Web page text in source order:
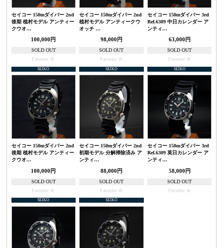
セイコー 150mダイバー 2nd
後期 植村モデル アンティー
クウオ…
100,000円
SOLD OUT
Favorite
セイコー 150mダイバー 2nd
植村モデル アンティークウ
オッチ …
98,000円
SOLD OUT
Favorite
セイコー 150mダイバー 3rd
Ref.6309 中日カレンダー ア
ンティ…
63,000円
SOLD OUT
Favorite
SEIKO
セイコー 150mダイバー 2nd
後期 植村モデル アンティー
クウオ…
100,000円
SOLD OUT
Favorite
SEIKO
セイコー 150mダイバー 2nd
初期モデル 分解掃除済み ア
ンティ…
88,000円
SOLD OUT
Favorite
SEIKO
セイコー 150mダイバー 3rd
Ref.6309 英日カレンダー ア
ンティ…
58,000円
SOLD OUT
Favorite
SEIKO SEIKO